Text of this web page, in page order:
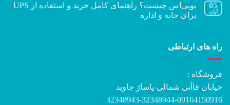
05
آبان
یوپی‌اس چیست؟ راهنمای کامل خرید و استفاده از UPS
برای خانه و اداره
راه های ارتباطی
فروشگاه :
خیابان قاآنی شمالی-پاساژ جاوید
32348943-32348944-09164150916